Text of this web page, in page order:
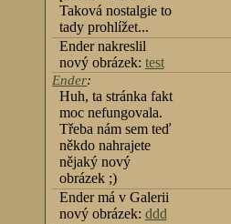
Taková nostalgie to
tady prohlížet...
Ender nakreslil
nový obrázek: test
Ender:
Huh, ta stránka fakt
moc nefungovala.
Třeba nám sem teď
někdo nahrajete
nějaký nový
obrázek ;)
Ender má v Galerii
nový obrázek: ddd